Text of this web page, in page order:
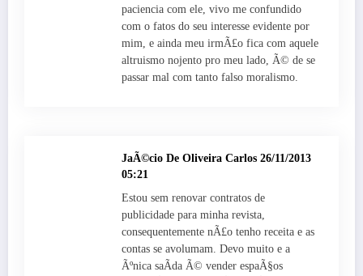
paciencia com ele, vivo me confundido
com o fatos do seu interesse evidente por
mim, e ainda meu irmÃ£o fica com aquele
altruismo nojento pro meu lado, Ã© de se
passar mal com tanto falso moralismo.
JaÃ©cio De Oliveira Carlos 26/11/2013
05:21
Estou sem renovar contratos de
publicidade para minha revista,
consequentemente nÃ£o tenho receita e as
contas se avolumam. Devo muito e a
Ãºnica saÃ­da Ã© vender espaÃ§os